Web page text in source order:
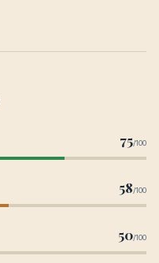
75/100
58/100
50/100